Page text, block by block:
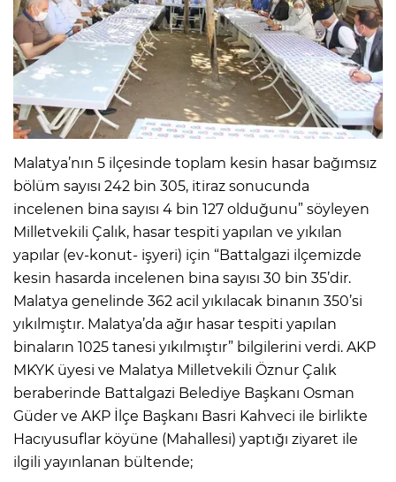
Malatya’nın 5 ilçesinde toplam kesin hasar bağımsız
bölüm sayısı 242 bin 305, itiraz sonucunda
incelenen bina sayısı 4 bin 127 olduğunu” söyleyen
Milletvekili Çalık, hasar tespiti yapılan ve yıkılan
yapılar (ev-konut- işyeri) için “Battalgazi ilçemizde
kesin hasarda incelenen bina sayısı 30 bin 35’dir.
Malatya genelinde 362 acil yıkılacak binanın 350’si
yıkılmıştır. Malatya’da ağır hasar tespiti yapılan
binaların 1025 tanesi yıkılmıştır” bilgilerini verdi. AKP
MKYK üyesi ve Malatya Milletvekili Öznur Çalık
beraberinde Battalgazi Belediye Başkanı Osman
Güder ve AKP İlçe Başkanı Basri Kahveci ile birlikte
Hacıyusuflar köyüne (Mahallesi) yaptığı ziyaret ile
ilgili yayınlanan bültende;